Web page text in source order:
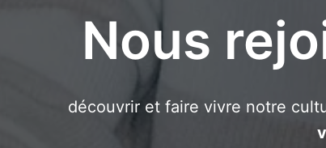
Nous
découvrir et faire vivre notre